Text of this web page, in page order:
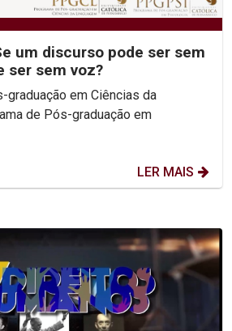
um discurso pode ser sem
ser sem voz?
graduação em Ciências da
de Pós-graduação em
LER MAIS